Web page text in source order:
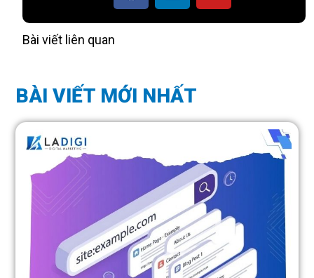
Bài viết liên quan
BÀI VIẾT MỚI NHẤT